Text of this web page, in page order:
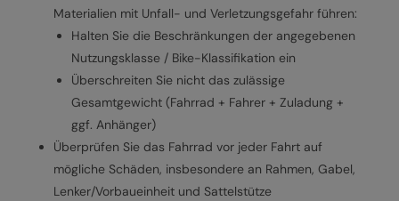
Materialien mit Unfall- und Verletzungsgefahr führen:
Halten Sie die Beschränkungen der angegebenen
Nutzungsklasse / Bike-Klassifikation ein
Überschreiten Sie nicht das zulässige
Gesamtgewicht (Fahrrad + Fahrer + Zuladung +
ggf. Anhänger)
Überprüfen Sie das Fahrrad vor jeder Fahrt auf
mögliche Schäden, insbesondere an Rahmen, Gabel,
Lenker/Vorbaueinheit und Sattelstütze